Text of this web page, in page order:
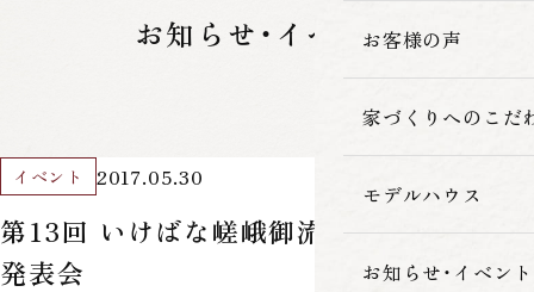
一覧
新築
改築・リフォーム
お客様の声
家づくりへのこだ
里やま工房の家
素材へのこだわ
モデルハウス
お知らせ・イベント
お知らせ・イベント
イベント 2017.05.30
第13回 いけばな嵯峨御流 八木悦甫社中
発表会